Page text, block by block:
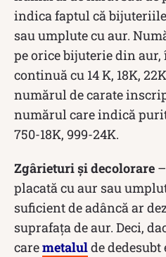
indica faptul că
sau umplute cu aur.
pe orice bijuterie din aur,
continuă cu 14 K, 18K,
numărul de carate
numărul care indică
750-18K, 999-24K.
Zgârieturi și decolorare
placată cu aur sau
suficient de adâncă ar
suprafața de aur. Deci,
caremetalulde